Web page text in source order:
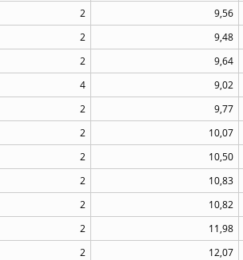
2 9,56
2 9,48
2 9,64
4 9,02
2 9,77
2 10,07
2 10,50
2 10,83
2 10,82
2 11,98
2 12,07